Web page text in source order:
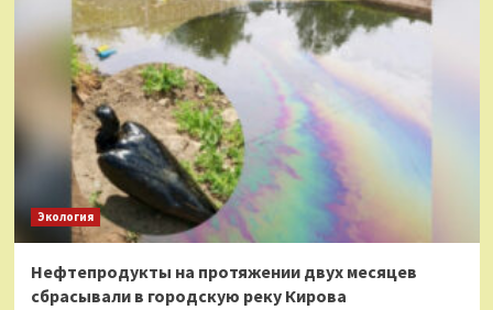
Экология
Нефтепродукты на протяжении двух месяцев
сбрасывали в городскую реку Кирова